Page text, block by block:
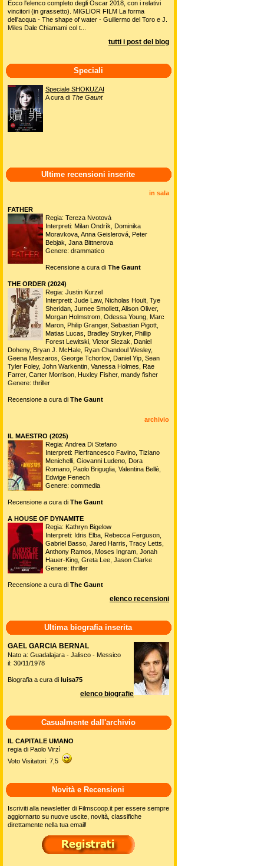
Ecco l'elenco completo degli Oscar 2018, con i relativi
vincitori (in grassetto). MIGLIOR FILM La forma
dell'acqua - The shape of water - Guillermo del Toro e J.
Miles Dale Chiamami col t...
tutti i post del blog
Speciali
Speciale SHOKUZAI
A cura di The Gaunt
Ultime recensioni inserite
in sala
FATHER
Regia: Tereza Nvotová
Interpreti: Milan Ondrík, Dominika
Moravkova, Anna Geislerová, Peter
Bebjak, Jana Bittnerova
Genere: drammatico
Recensione a cura di The Gaunt
THE ORDER (2024)
Regia: Justin Kurzel
Interpreti: Jude Law, Nicholas Hoult, Tye
Sheridan, Jurnee Smollett, Alison Oliver,
Morgan Holmstrom, Odessa Young, Marc
Maron, Philip Granger, Sebastian Pigott,
Matias Lucas, Bradley Stryker, Phillip
Forest Lewitski, Victor Slezak, Daniel
Doheny, Bryan J. McHale, Ryan Chandoul Wesley,
Geena Meszaros, George Tchortov, Daniel Yip, Sean
Tyler Foley, John Warkentin, Vanessa Holmes, Rae
Farrer, Carter Morrison, Huxley Fisher, mandy fisher
Genere: thriller
Recensione a cura di The Gaunt
archivio
IL MAESTRO (2025)
Regia: Andrea Di Stefano
Interpreti: Pierfrancesco Favino, Tiziano
Menichelli, Giovanni Ludeno, Dora
Romano, Paolo Briguglia, Valentina Bellè,
Edwige Fenech
Genere: commedia
Recensione a cura di The Gaunt
A HOUSE OF DYNAMITE
Regia: Kathryn Bigelow
Interpreti: Idris Elba, Rebecca Ferguson,
Gabriel Basso, Jared Harris, Tracy Letts,
Anthony Ramos, Moses Ingram, Jonah
Hauer-King, Greta Lee, Jason Clarke
Genere: thriller
Recensione a cura di The Gaunt
elenco recensioni
Ultima biografia inserita
GAEL GARCIA BERNAL
Nato a: Guadalajara - Jalisco - Messico
il: 30/11/1978
Biografia a cura di luisa75
elenco biografie
Casualmente dall'archivio
IL CAPITALE UMANO
regia di Paolo Virzì
Voto Visitatori: 7,5
Novità e Recensioni
Iscriviti alla newsletter di Filmscoop.it per essere sempre
aggiornarto su nuove uscite, novità, classifiche
direttamente nella tua email!